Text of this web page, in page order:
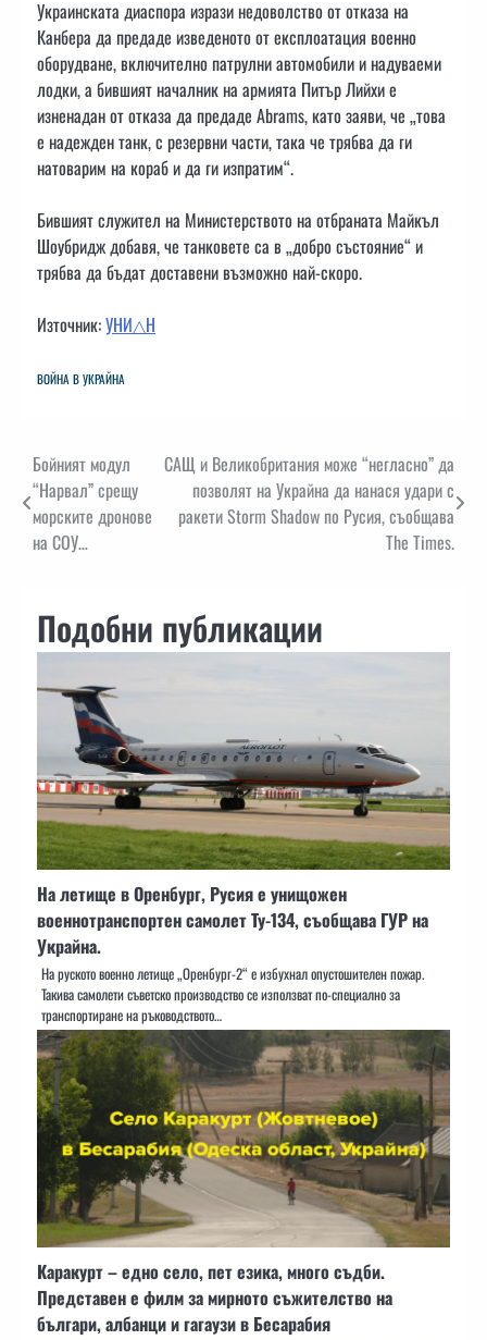
Украинската диаспора изрази недоволство от отказа на
Канбера да предаде изведеното от експлоатация военно
оборудване, включително патрулни автомобили и надуваеми
лодки, а бившият началник на армията Питър Лийхи е
изненадан от отказа да предаде Abrams, като заяви, че „това
е надежден танк, с резервни части, така че трябва да ги
натоварим на кораб и да ги изпратим“.
Бившият служител на Министерството на отбраната Майкъл
Шоубридж добавя, че танковете са в „добро състояние“ и
трябва да бъдат доставени възможно най-скоро.
Източник:УНИ△Н
ВОЙНА В УКРАЙНА
Навигация
Бойният модул
“Нарвал” срещу
морските дронове
на СОУ…
САЩ и Великобритания може “негласно” да
позволят на Украйна да нанася удари с
ракети Storm Shadow по Русия, съобщава
The Times.
Подобни публикации
На летище в Оренбург, Русия е унищожен
военнотранспортен самолет Ту-134, съобщава ГУР на
Украйна.
На руското военно летище „Оренбург-2“ е избухнал опустошителен пожар.
Такива самолети съветско производство се използват по-специално за
транспортиране на ръководството…
Каракурт – едно село, пет езика, много съдби.
Представен е филм за мирното съжителство на
българи, албанци и гагаузи в Бесарабия